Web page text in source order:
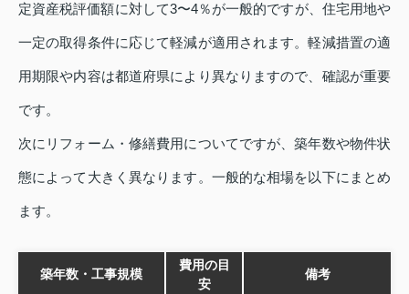
定資産税評価額に対して3〜4％が一般的ですが、住宅用地や
一定の取得条件に応じて軽減が適用されます。軽減措置の適
用期限や内容は都道府県により異なりますので、確認が重要
です。
次にリフォーム・修繕費用についてですが、築年数や物件状
態によって大きく異なります。一般的な相場を以下にまとめ
ます。
築年数・工事規模
費用の目
安
備考